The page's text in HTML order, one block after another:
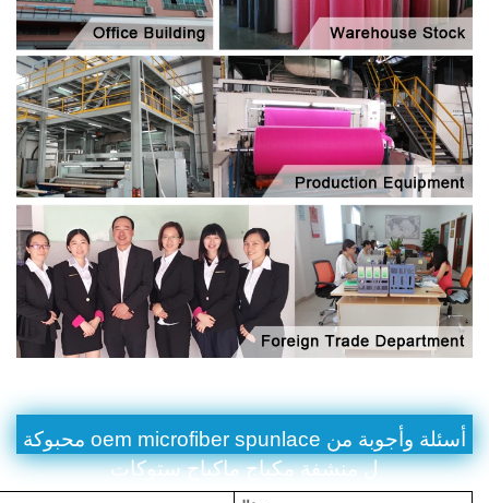
أسئلة وأجوبة من oem microfiber spunlace محبوكة
ل منشفة مكياج ماكياج ستوكات